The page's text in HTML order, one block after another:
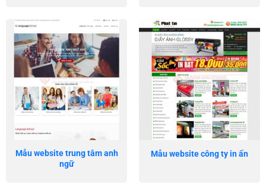
Mẫu website trung tâm anh
ngữ
Mẫu website công ty in ấn